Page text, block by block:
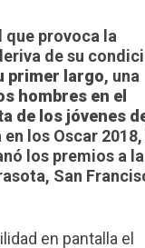
provoca la
de su
primer largo, una
hombres en el
de los jóvenes
los Oscar 2018,
los premios a la
San
en pantalla el